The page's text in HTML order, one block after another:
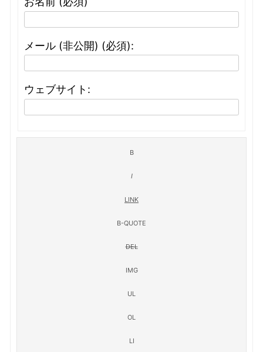
メール (非公開) (必須):
ウェブサイト: